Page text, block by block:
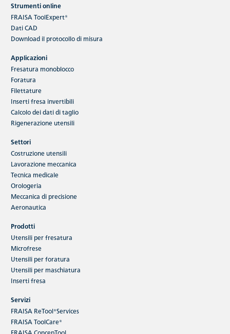
Strumenti online
FRAISA ToolExpert®
Dati CAD
Download il protocollo di misura
Applicazioni
Fresatura monoblocco
Foratura
Filettature
Inserti fresa invertibili
Calcolo dei dati di taglio
Rigenerazione utensili
Settori
Costruzione utensili
Lavorazione meccanica
Tecnica medicale
Orologeria
Meccanica di precisione
Aeronautica
Prodotti
Utensili per fresatura
Microfrese
Utensili per foratura
Utensili per maschiatura
Inserti fresa
Servizi
FRAISA ReTool®Services
FRAISA ToolCare®
FRAISA ConcepTool